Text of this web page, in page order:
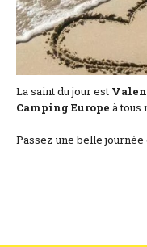
Contact form
Documentation
News
La saint du jour est
Camping Europe à tous
Passez une belle journée